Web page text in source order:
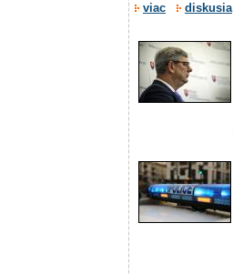
viac diskusia